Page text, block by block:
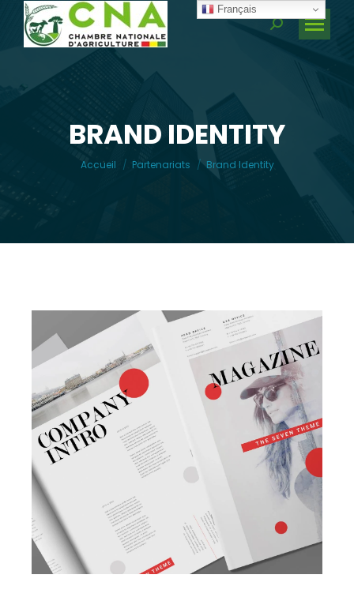
Recherche
BRAND IDENTITY
Vous êtes ici :
Accueil Partenariats Brand Identity
Français